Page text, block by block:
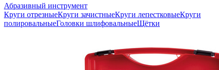
Абразивный инструмент
Круги отрезныеКруги зачистныеКруги лепестковыеКруги
полировальныеГоловки шлифовальныеЩётки